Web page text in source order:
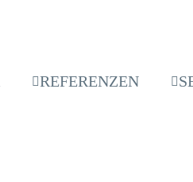
REFERENZEN